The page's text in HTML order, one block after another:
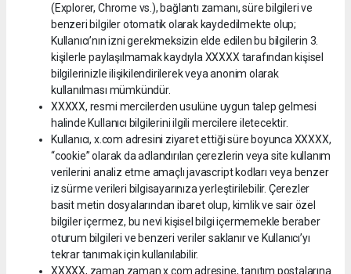
(Explorer, Chrome vs.), bağlantı zamanı, süre bilgileri ve
benzeri bilgiler otomatik olarak kaydedilmekte olup;
Kullanıcı’nın izni gerekmeksizin elde edilen bu bilgilerin 3.
kişilerle paylaşılmamak kaydıyla XXXXX tarafından kişisel
bilgilerinizle ilişikilendirilerek veya anonim olarak
kullanılması mümkündür.
XXXXX, resmi mercilerden usulüne uygun talep gelmesi
halinde Kullanıcı bilgilerini ilgili mercilere iletecektir.
Kullanıcı, x.com adresini ziyaret ettiği süre boyunca XXXXX,
“cookie” olarak da adlandırılan çerezlerin veya site kullanım
verilerini analiz etme amaçlı javascript kodları veya benzer
iz sürme verileri bilgisayarınıza yerleştirilebilir. Çerezler
basit metin dosyalarından ibaret olup, kimlik ve sair özel
bilgiler içermez, bu nevi kişisel bilgi içermemekle beraber
oturum bilgileri ve benzeri veriler saklanır ve Kullanıcı’yı
tekrar tanımak için kullanılabilir.
XXXXX, zaman zaman x.com adresine, tanıtım postalarına